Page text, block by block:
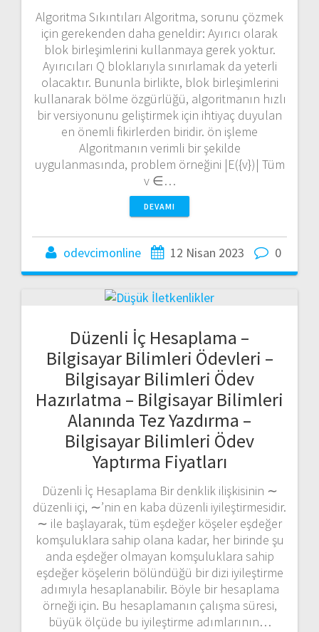
Algoritma Sıkıntıları Algoritma, sorunu çözmek
için gerekenden daha geneldir: Ayırıcı olarak
blok birleşimlerini kullanmaya gerek yoktur.
Ayırıcıları Q bloklarıyla sınırlamak da yeterli
olacaktır. Bununla birlikte, blok birleşimlerini
kullanarak bölme özgürlüğü, algoritmanın hızlı
bir versiyonunu geliştirmek için ihtiyaç duyulan
en önemli fikirlerden biridir. ön işleme
Algoritmanın verimli bir şekilde
uygulanmasında, problem örneğini |E({v})| Tüm
v ∈…
DEVAMI
odevcimonline 12 Nisan 2023 0
Düzenli İç Hesaplama –
Bilgisayar Bilimleri Ödevleri –
Bilgisayar Bilimleri Ödev
Hazırlatma – Bilgisayar Bilimleri
Alanında Tez Yazdırma –
Bilgisayar Bilimleri Ödev
Yaptırma Fiyatları
Düzenli İç Hesaplama Bir denklik ilişkisinin ∼
düzenli içi, ∼’nin en kaba düzenli iyileştirmesidir.
∼ ile başlayarak, tüm eşdeğer köşeler eşdeğer
komşuluklara sahip olana kadar, her birinde şu
anda eşdeğer olmayan komşuluklara sahip
eşdeğer köşelerin bölündüğü bir dizi iyileştirme
adımıyla hesaplanabilir. Böyle bir hesaplama
örneği için. Bu hesaplamanın çalışma süresi,
büyük ölçüde bu iyileştirme adımlarının…